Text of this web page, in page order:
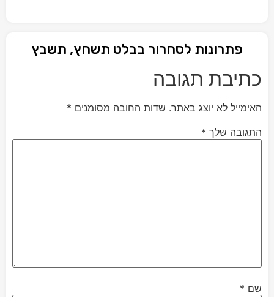
פתרונות לסחרור בבלט תשחץ, תשבץ
כתיבת תגובה
האימייל לא יוצג באתר. שדות החובה מסומנים *
התגובה שלך *
שם *